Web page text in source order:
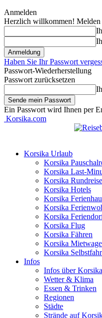
Anmelden
Herzlich willkommen! Melden
Haben Sie Ihr Passwort
Passwort-Wiederherstellung
Passwort zurücksetzen
Ein Passwort wird Ihnen per
Korsika.com
Korsika Urlaub
Korsika
Korsika Last-
Korsika
Korsika Hotels
Korsika
Korsika
Korsika
Korsika Flug
Korsika Fähren
Korsika
Korsika
Infos
Infos über Korsika
Wetter & Klima
Essen & Trinken
Regionen
Städte
Strände auf